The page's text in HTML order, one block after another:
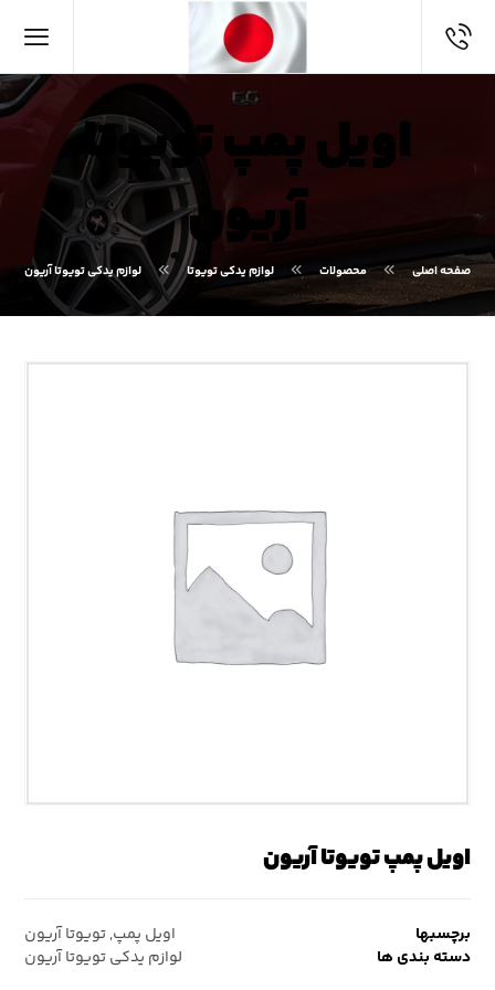
اویل پمپ تویوتا
آریون
صفحه اصلی محصولات لوازم یدکی تویوتا لوازم یدکی تویوتا آریون
اویل پمپ تویوتا آریون
برچسبها اویل پمپ,تویوتا آریون
دسته بندی ها
لوازم یدکی تویوتا آریون